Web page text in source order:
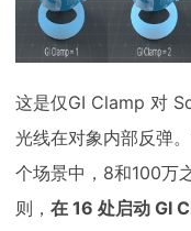
这是仅GI Clamp 对
光线在对象内部反弹
个场景中，8和100万
则， 在 16 处启动 GI